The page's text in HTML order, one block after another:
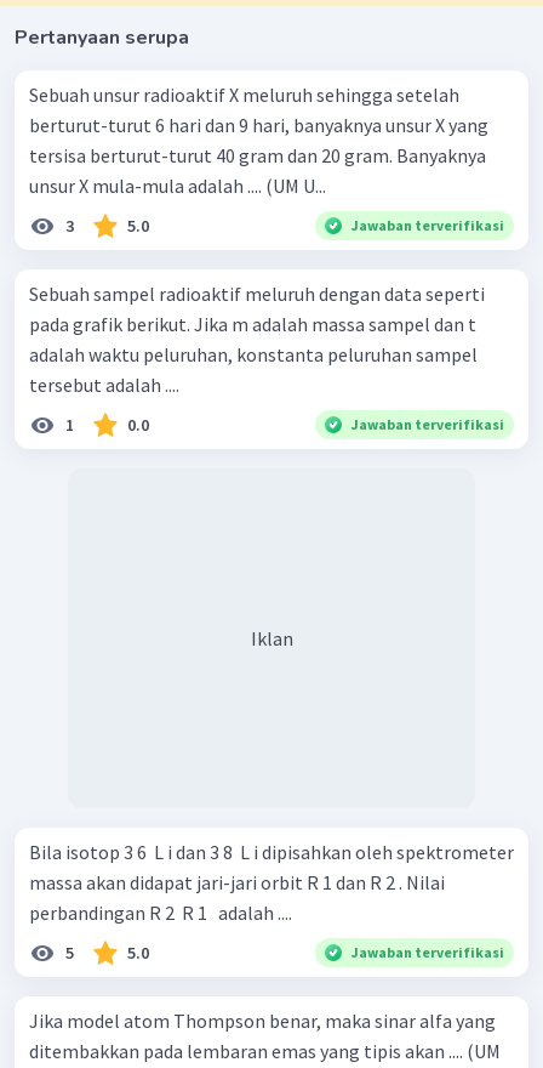
Pertanyaan serupa
Sebuah unsur radioaktif X meluruh sehingga setelah
berturut-turut 6 hari dan 9 hari, banyaknya unsur X yang
tersisa berturut-turut 40 gram dan 20 gram. Banyaknya
unsur X mula-mula adalah .... (UM U...
3 5.0 Jawaban terverifikasi
Sebuah sampel radioaktif meluruh dengan data seperti
pada grafik berikut. Jika m adalah massa sampel dan t
adalah waktu peluruhan, konstanta peluruhan sampel
tersebut adalah ....
1 0.0 Jawaban terverifikasi
Iklan
Bila isotop 3 6 ​ L i dan 3 8 ​ L i dipisahkan oleh spektrometer
massa akan didapat jari-jari orbit R 1 dan R 2 . Nilai
perbandingan R 2 ​ R 1 ​ ​ adalah ....
5 5.0 Jawaban terverifikasi
Jika model atom Thompson benar, maka sinar alfa yang
ditembakkan pada lembaran emas yang tipis akan .... (UM